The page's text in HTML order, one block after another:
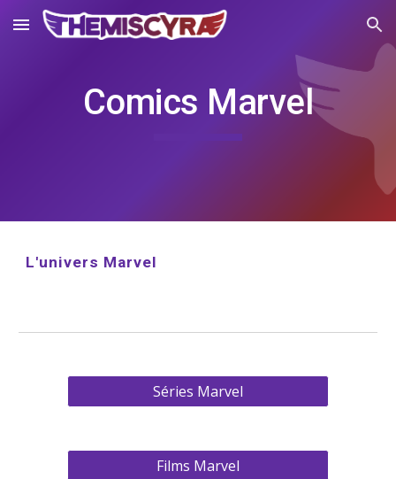
Skip to main content Skip to navigation
Comics Marvel
L'univers Marvel
Séries Marvel
Films Marvel